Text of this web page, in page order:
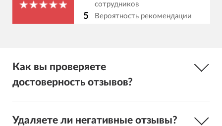
сотрудников
5 Вероятность рекомендации
Как вы проверяете
достоверность отзывов?
Удаляете ли негативные отзывы?